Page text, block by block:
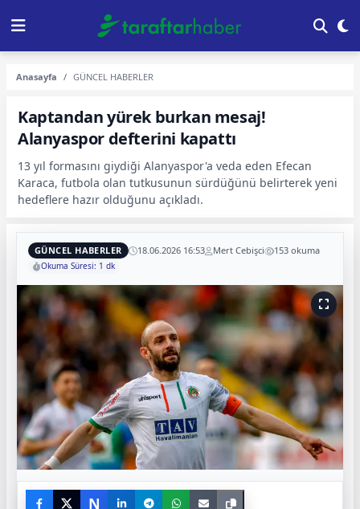
Anasayfa GÜNCEL HABERLER
Kaptandan yürek burkan mesaj!
Alanyaspor defterini kapattı
13 yıl formasını giydiği Alanyaspor'a veda eden Efecan
Karaca, futbola olan tutkusunun sürdüğünü belirterek yeni
hedeflere hazır olduğunu açıkladı.
GÜNCEL HABERLER 18.06.2026 16:53 Mert Cebişci 153 okuma
Okuma Süresi: 1 dk
N